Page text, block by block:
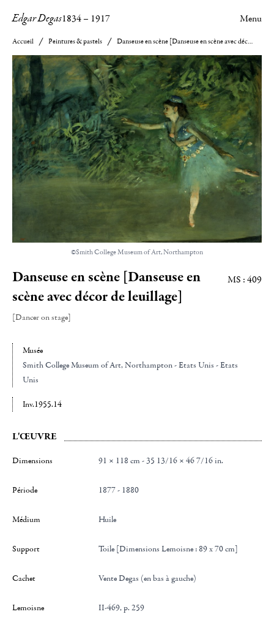
Edgar Degas1834– 1917 Menu
Accueil Peintures & pastels Danseuse en scène [Danseuse en scène avec décor de leuillage]
©Smith College Museum of Art, Northampton
Danseuse en scène [Danseuse en
scène avec décor de leuillage]
[Dancer on stage]
MS : 409
Musée
Smith College Museum of Art, Northampton - Etats Unis - Etats
Unis
Inv.1955.14
L'ŒUVRE
Dimensions 91 × 118 cm - 35 13/16 × 46 7/16 in.
Période 1877 - 1880
Médium Huile
Support Toile [Dimensions Lemoisne : 89 x 70 cm]
Cachet Vente Degas (en bas à gauche)
Lemoisne II-469, p. 259